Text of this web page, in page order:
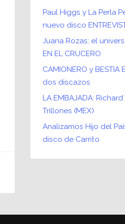
Paul Higgs y La Perla
nuevo disco
Juana Rozas: el
EN EL CRUCERO
CAMIONERO y BESTIA
dos discazos
LA EMBAJADA:
Trillones (MEX)
Analizamos Hijo del
disco de Carrito